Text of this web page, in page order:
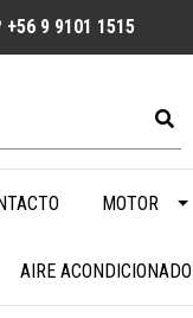
+56 9 9101 1515
MOTOR
AIRE ACONDICIONADO